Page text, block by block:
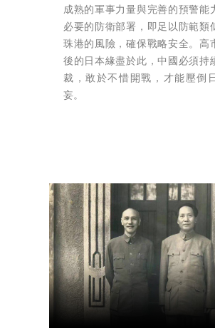
成熟的軍事力量與完善的預警能
必要的防衛部署，即足以防範類
珠港的風險，確保戰略安全。高
後的日本緣盡於此，中國必須持
裁，敢於不惜開戰，才能壓倒
妄。